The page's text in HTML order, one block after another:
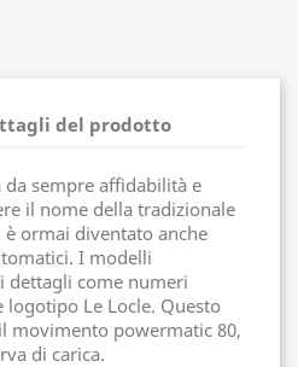
del prodotto
da sempre affidabilità e
il nome della tradizionale
è ormai diventato anche
I modelli
dettagli come numeri
Le Locle. Questo
movimento powermatic 80,
di carica.